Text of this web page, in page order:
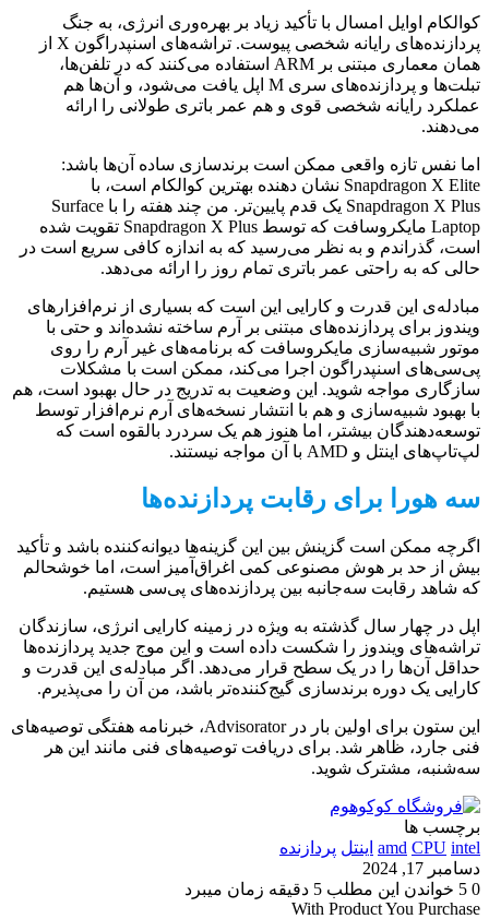
کوالکام اوایل امسال با تأکید زیاد بر بهره‌وری انرژی، به جنگ
پردازنده‌های رایانه شخصی پیوست. تراشه‌های اسنپدراگون X از
همان معماری مبتنی بر ARM استفاده می‌کنند که در تلفن‌ها،
تبلت‌ها و پردازنده‌های سری M اپل یافت می‌شود، و آن‌ها هم
عملکرد رایانه شخصی قوی و هم عمر باتری طولانی را ارائه
می‌دهند.
اما نفس تازه واقعی ممکن است برندسازی ساده آن‌ها باشد:
Snapdragon X Elite نشان دهنده بهترین کوالکام است، با
Snapdragon X Plus یک قدم پایین‌تر. من چند هفته را با Surface
Laptop مایکروسافت که توسط Snapdragon X Plus تقویت شده
است، گذراندم و به نظر می‌رسید که به اندازه کافی سریع است در
حالی که به راحتی عمر باتری تمام روز را ارائه می‌دهد.
مبادله‌ی این قدرت و کارایی این است که بسیاری از نرم‌افزارهای
ویندوز برای پردازنده‌های مبتنی بر آرم ساخته نشده‌اند و حتی با
موتور شبیه‌سازی مایکروسافت که برنامه‌های غیر آرم را روی
پی‌سی‌های اسنپدراگون اجرا می‌کند، ممکن است با مشکلات
سازگاری مواجه شوید. این وضعیت به تدریج در حال بهبود است، هم
با بهبود شبیه‌سازی و هم با انتشار نسخه‌های آرم نرم‌افزار توسط
توسعه‌دهندگان بیشتر، اما هنوز هم یک سردرد بالقوه است که
لپ‌تاپ‌های اینتل و AMD با آن مواجه نیستند.
سه هورا برای رقابت پردازنده‌ها
اگرچه ممکن است گزینش بین این گزینه‌ها دیوانه‌کننده باشد و تأکید
بیش از حد بر هوش مصنوعی کمی اغراق‌آمیز است، اما خوشحالم
که شاهد رقابت سه‌جانبه بین پردازنده‌های پی‌سی هستیم.
اپل در چهار سال گذشته به ویژه در زمینه کارایی انرژی، سازندگان
تراشه‌های ویندوز را شکست داده است و این موج جدید پردازنده‌ها
حداقل آن‌ها را در یک سطح قرار می‌دهد. اگر مبادله‌ی این قدرت و
کارایی یک دوره برندسازی گیج‌کننده‌تر باشد، من آن را می‌پذیرم.
این ستون برای اولین بار در Advisorator، خبرنامه هفتگی توصیه‌های
فنی جارد، ظاهر شد. برای دریافت توصیه‌های فنی مانند این هر
سه‌شنبه، مشترک شوید.
برچسب ها
amd CPU intel اینتل پردازنده
دسامبر 17, 2024
0
خواندن این مطلب 5 دقیقه زمان میبرد
With Product You Purchase